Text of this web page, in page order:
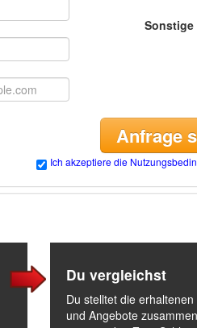
Sonstige
Anfrage
Ich akzeptiere die
Du vergleichst
Du stelltet die
und Angebote